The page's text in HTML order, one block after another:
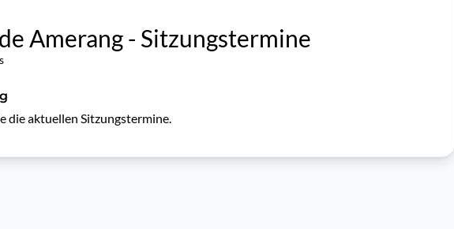
Amerang - Sitzungstermine
die aktuellen Sitzungstermine.